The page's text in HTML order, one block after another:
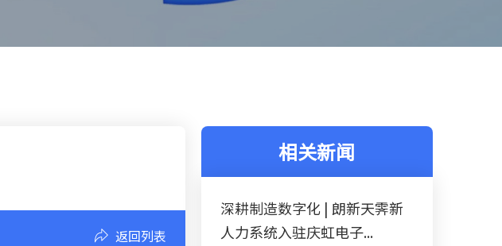
返回列表
相关新闻
深耕制造数字化 | 朗新天霁新
人力系统入驻庆虹电子...